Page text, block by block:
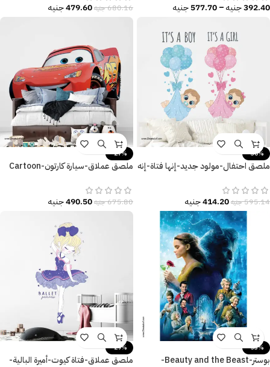
392.40جنيه–
577.70جنيه 680.16جنيه479.60جنيه
-30%
ملصق احتفال-مولود جديد-إنها فتاة-إنه
595.14جنيه414.20جنيه
-27%
ملصق عملاق-سيارة كارتون-Cartoon
675.80جنيه490.50جنيه
-53%
بوستر-Beauty and the Beast-
-29%
ملصق عملاق-فتاة كيوت-أميرة البالية-